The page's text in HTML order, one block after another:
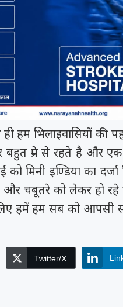
ही हम भिलाइवासियों की
बहुत प्रेम से रहते है और
मिनी इण्डिया का
चबूतरे को लेकर हो रहे
हमें हम सब को आपसी
Twitter/X